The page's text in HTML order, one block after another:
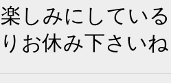
しみにしてい
お休み下さい